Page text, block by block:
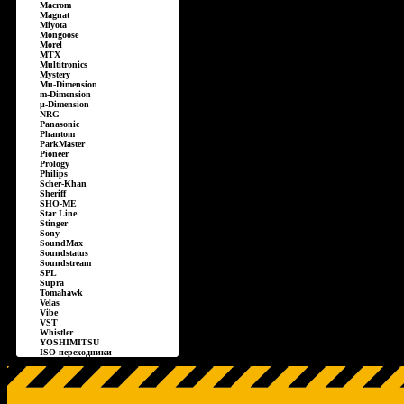
Macrom
Magnat
Miyota
Mongoose
Morel
MTX
Multitronics
Mystery
Mu-Dimension
m-Dimension
µ-Dimension
NRG
Panasonic
Phantom
ParkMaster
Pioneer
Prology
Philips
Scher-Khan
Sheriff
SHO-ME
Star Line
Stinger
Sony
SoundMax
Soundstatus
Soundstream
SPL
Supra
Tomahawk
Velas
Vibe
VST
Whistler
YOSHIMITSU
ISO переходники